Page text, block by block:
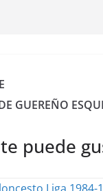
GUEREÑO
puede